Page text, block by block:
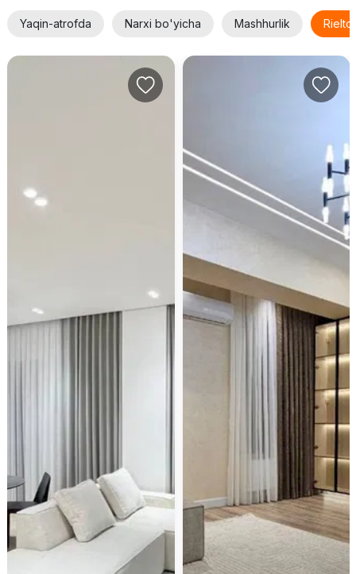
Yaqin-atrofda Narxi bo'yicha Mashhurlik